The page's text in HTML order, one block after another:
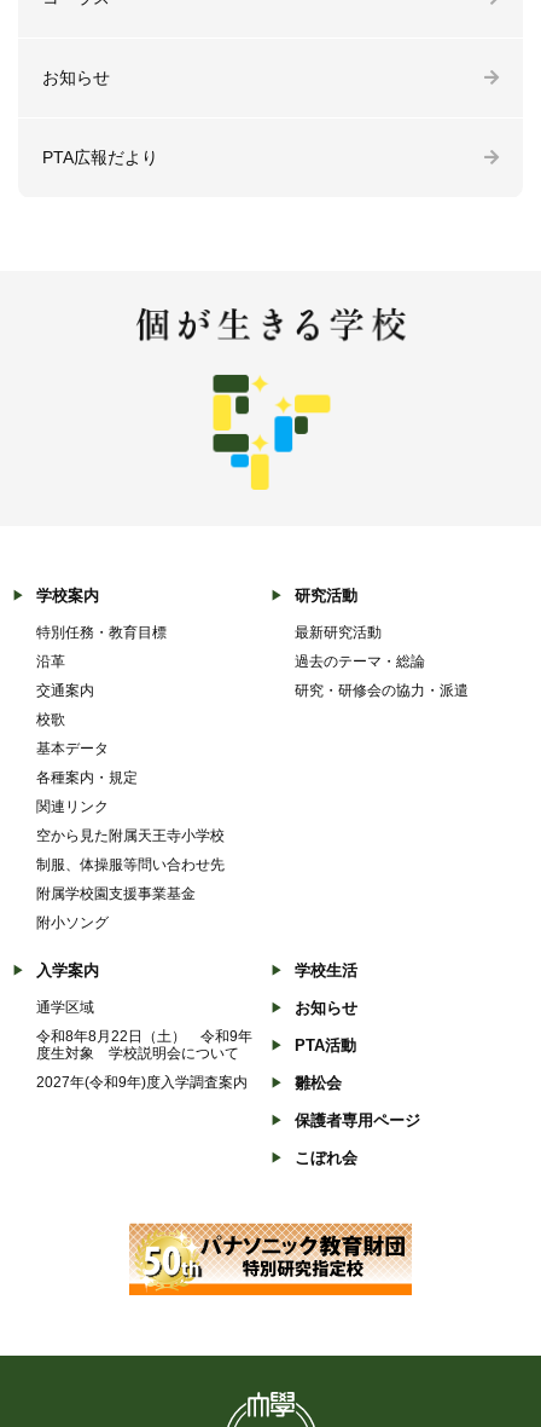
お知らせ
PTA広報だより
学校案内
特別任務・教育目標
沿革
交通案内
校歌
基本データ
各種案内・規定
関連リンク
空から見た附属天王寺小学校
制服、体操服等問い合わせ先
附属学校園支援事業基金
附小ソング
研究活動
最新研究活動
過去のテーマ・総論
研究・研修会の協力・派遣
入学案内
通学区域
令和8年8月22日（土） 令和9年
度生対象 学校説明会について
2027年(令和9年)度入学調査案内
学校生活
お知らせ
PTA活動
雛松会
保護者専用ページ
こぼれ会